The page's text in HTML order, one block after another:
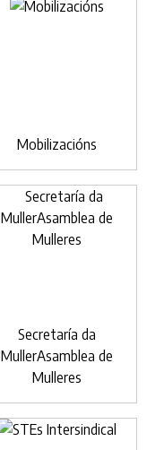
Mobilizacións
Secretaría da
MullerAsamblea de
Mulleres